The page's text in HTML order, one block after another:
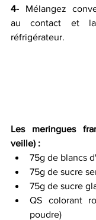
4- Mélangez
au contact et
réfrigérateur.
Les meringues
veille) :
75g de blancs
75g de sucre
75g de sucre
QS colorant
poudre)